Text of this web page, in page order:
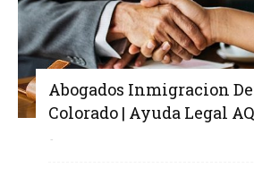
Abogados Inmigracion
Colorado | Ayuda Legal
-